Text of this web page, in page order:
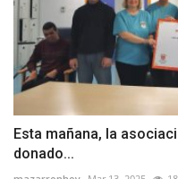
Esta mañana, la
donado...